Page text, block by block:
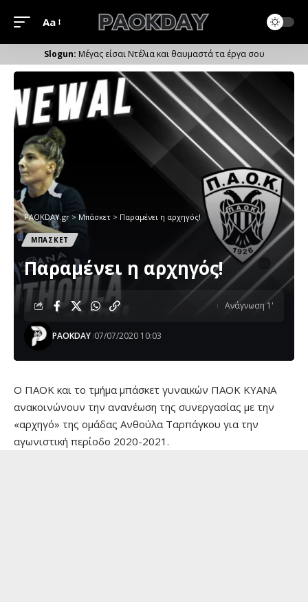
Μέγεθος
Γραμματοσειράς
Aa
Μέγας είσαι Ντέλια και θαυμαστά τα έργα σου
PAOKDAY.gr > Μπάσκετ > Παραμένει η αρχηγός!
ΜΠΑΣΚΕΤ
Παραμένει η αρχηγός!
PAOKDAY 07/07/2020 10:03
Ανάγνωση 1'
Ο ΠΑΟΚ και το τμήμα μπάσκετ γυναικών ΠΑΟΚ ΚΥΑΝΑ
ανακοινώνουν την ανανέωση της συνεργασίας με την
«αρχηγό» της ομάδας Ανθούλα Ταρπάγκου για την
αγωνιστική περίοδο 2020-2021.